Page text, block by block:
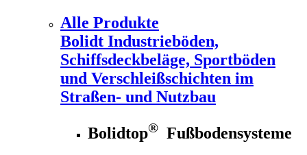
Alle Produkte
Bolidt Industrieböden,
Schiffsdeckbeläge, Sportböden
und Verschleißschichten im
Straßen- und Nutzbau
Bolidtop® Fußbodensysteme